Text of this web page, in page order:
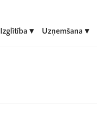
Izglītība Uzņemšana